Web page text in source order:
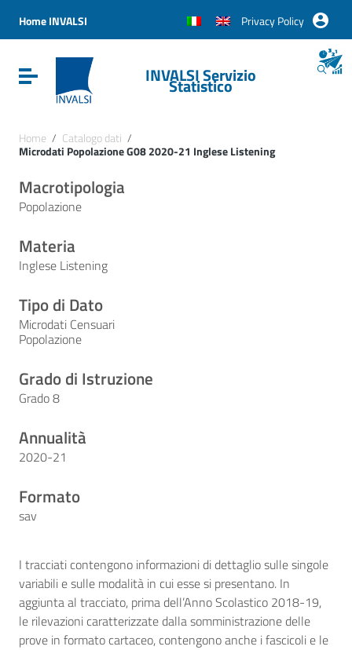
Vai al menu di navigazione
Vai al footer
Home INVALSI Privacy Policy
Attiva / disattiva la navigazioneINVALSI Servizio
Statistico
Home / Catalogo dati /
Microdati Popolazione G08 2020-21 Inglese Listening
Macrotipologia
Popolazione
Materia
Inglese Listening
Tipo di Dato
Microdati Censuari
Popolazione
Grado di Istruzione
Grado 8
Annualità
2020-21
Formato
sav
I tracciati contengono informazioni di dettaglio sulle singole
variabili e sulle modalità in cui esse si presentano. In
aggiunta al tracciato, prima dell’Anno Scolastico 2018-19,
le rilevazioni caratterizzate dalla somministrazione delle
prove in formato cartaceo, contengono anche i fascicoli e le